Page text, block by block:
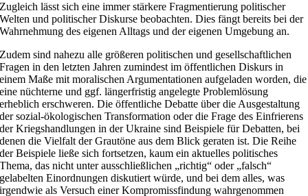
Zugleich lässt sich eine immer stärkere Fragmentierung politischer
Welten und politischer Diskurse beobachten. Dies fängt bereits bei der
Wahrnehmung des eigenen Alltags und der eigenen Umgebung an.
Zudem sind nahezu alle größeren politischen und gesellschaftlichen
Fragen in den letzten Jahren zumindest im öffentlichen Diskurs in
einem Maße mit moralischen Argumentationen aufgeladen worden, die
eine nüchterne und ggf. längerfristig angelegte Problemlösung
erheblich erschweren. Die öffentliche Debatte über die Ausgestaltung
der sozial-ökologischen Transformation oder die Frage des Einfrierens
der Kriegshandlungen in der Ukraine sind Beispiele für Debatten, bei
denen die Vielfalt der Grautöne aus dem Blick geraten ist. Die Reihe
der Beispiele ließe sich fortsetzen, kaum ein aktuelles politisches
Thema, das nicht unter ausschließlichen „richtig“ oder „falsch“
gelabelten Einordnungen diskutiert würde, und bei dem alles, was
irgendwie als Versuch einer Kompromissfindung wahrgenommen